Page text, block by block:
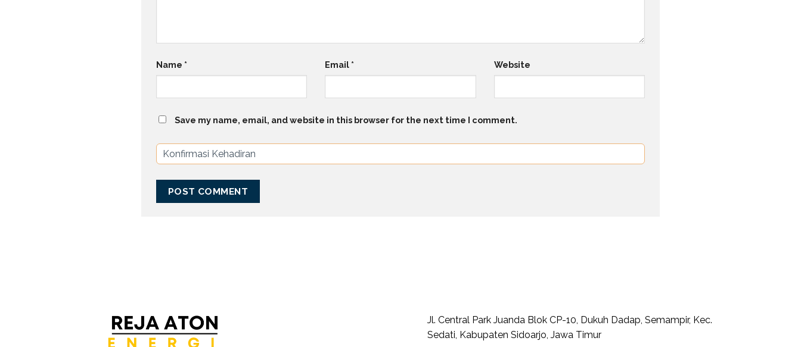
Name * Email * Website
Save my name, email, and website in this browser for the next time I comment.
Jl. Central Park Juanda Blok CP-10, Dukuh Dadap, Semampir, Kec.
Sedati, Kabupaten Sidoarjo, Jawa Timur